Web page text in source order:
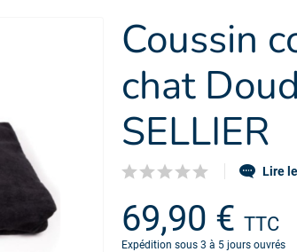
Coussin
chat
SELLIER
Lire
69,90 €TTC
Expédition sous 3 à 5 jours ouvrés